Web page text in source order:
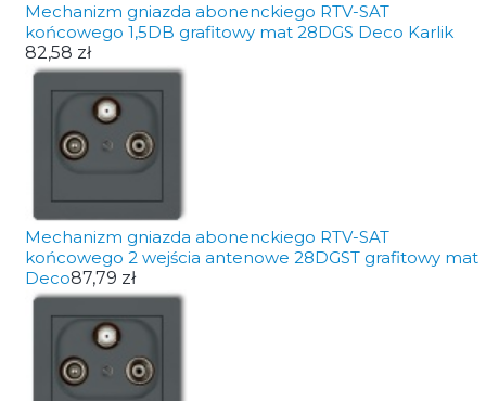
Mechanizm gniazda abonenckiego RTV-SAT
końcowego 1,5DB grafitowy mat 28DGS Deco Karlik
82,58 zł
Mechanizm gniazda abonenckiego RTV-SAT
końcowego 2 wejścia antenowe 28DGST grafitowy mat
Deco87,79 zł